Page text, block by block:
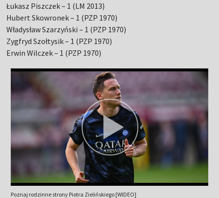
Łukasz Piszczek – 1 (LM 2013)
Hubert Skowronek – 1 (PZP 1970)
Władysław Szarzyński – 1 (PZP 1970)
Zygfryd Szołtysik – 1 (PZP 1970)
Erwin Wilczek – 1 (PZP 1970)
Poznaj rodzinne strony Piotra Zielińskiego [WIDEO]